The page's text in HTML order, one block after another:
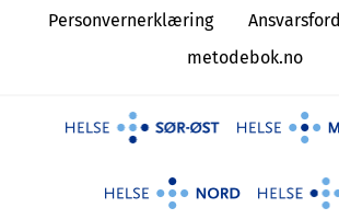
Laryngoscope
Personvernerklæring
metodebok.no